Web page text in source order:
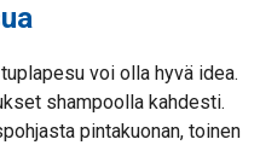
voi olla hyvä idea.
shampoolla kahdesti.
pintakuonan, toinen